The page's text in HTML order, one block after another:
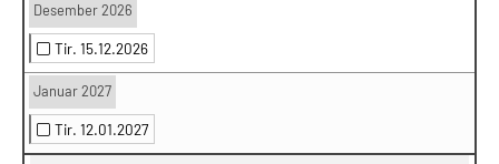
Desember 2026
Tir. 15.12.2026
Januar 2027
Tir. 12.01.2027